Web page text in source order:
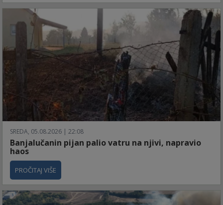
SREDA, 05.08.2026 | 22:08
Banjalučanin pijan palio vatru na njivi, napravio
haos
PROČITAJ VIŠE